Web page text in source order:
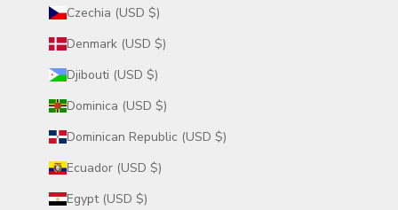
Czechia (USD $)
Denmark (USD $)
Djibouti (USD $)
Dominica (USD $)
Dominican Republic (USD $)
Ecuador (USD $)
Egypt (USD $)